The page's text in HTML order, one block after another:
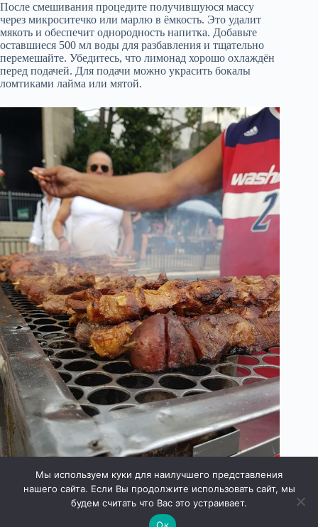
После смешивания процедите получившуюся массу
через микроситечко или марлю в ёмкость. Это удалит
мякоть и обеспечит однородность напитка. Добавьте
оставшиеся 500 мл воды для разбавления и тщательно
перемешайте. Убедитесь, что лимонад хорошо охлаждён
перед подачей. Для подачи можно украсить бокалы
ломтиками лайма или мятой.
Мы используем куки для наилучшего представления
нашего сайта. Если Вы продолжите использовать сайт, мы
будем считать что Вас это устраивает.
Ок